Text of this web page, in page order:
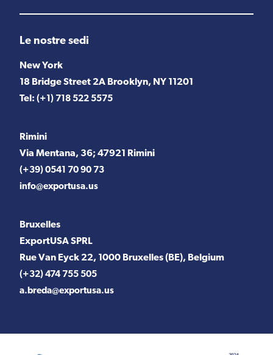
Le nostre sedi
New York
18 Bridge Street 2A Brooklyn, NY 11201
Tel: (+1) 718 522 5575
Rimini
Via Mentana, 36; 47921 Rimini
(+39) 0541 70 90 73
info@exportusa.us
Bruxelles
ExportUSA SPRL
Rue Van Eyck 22, 1000 Bruxelles (BE), Belgium
(+32) 474 755 505
a.breda@exportusa.us